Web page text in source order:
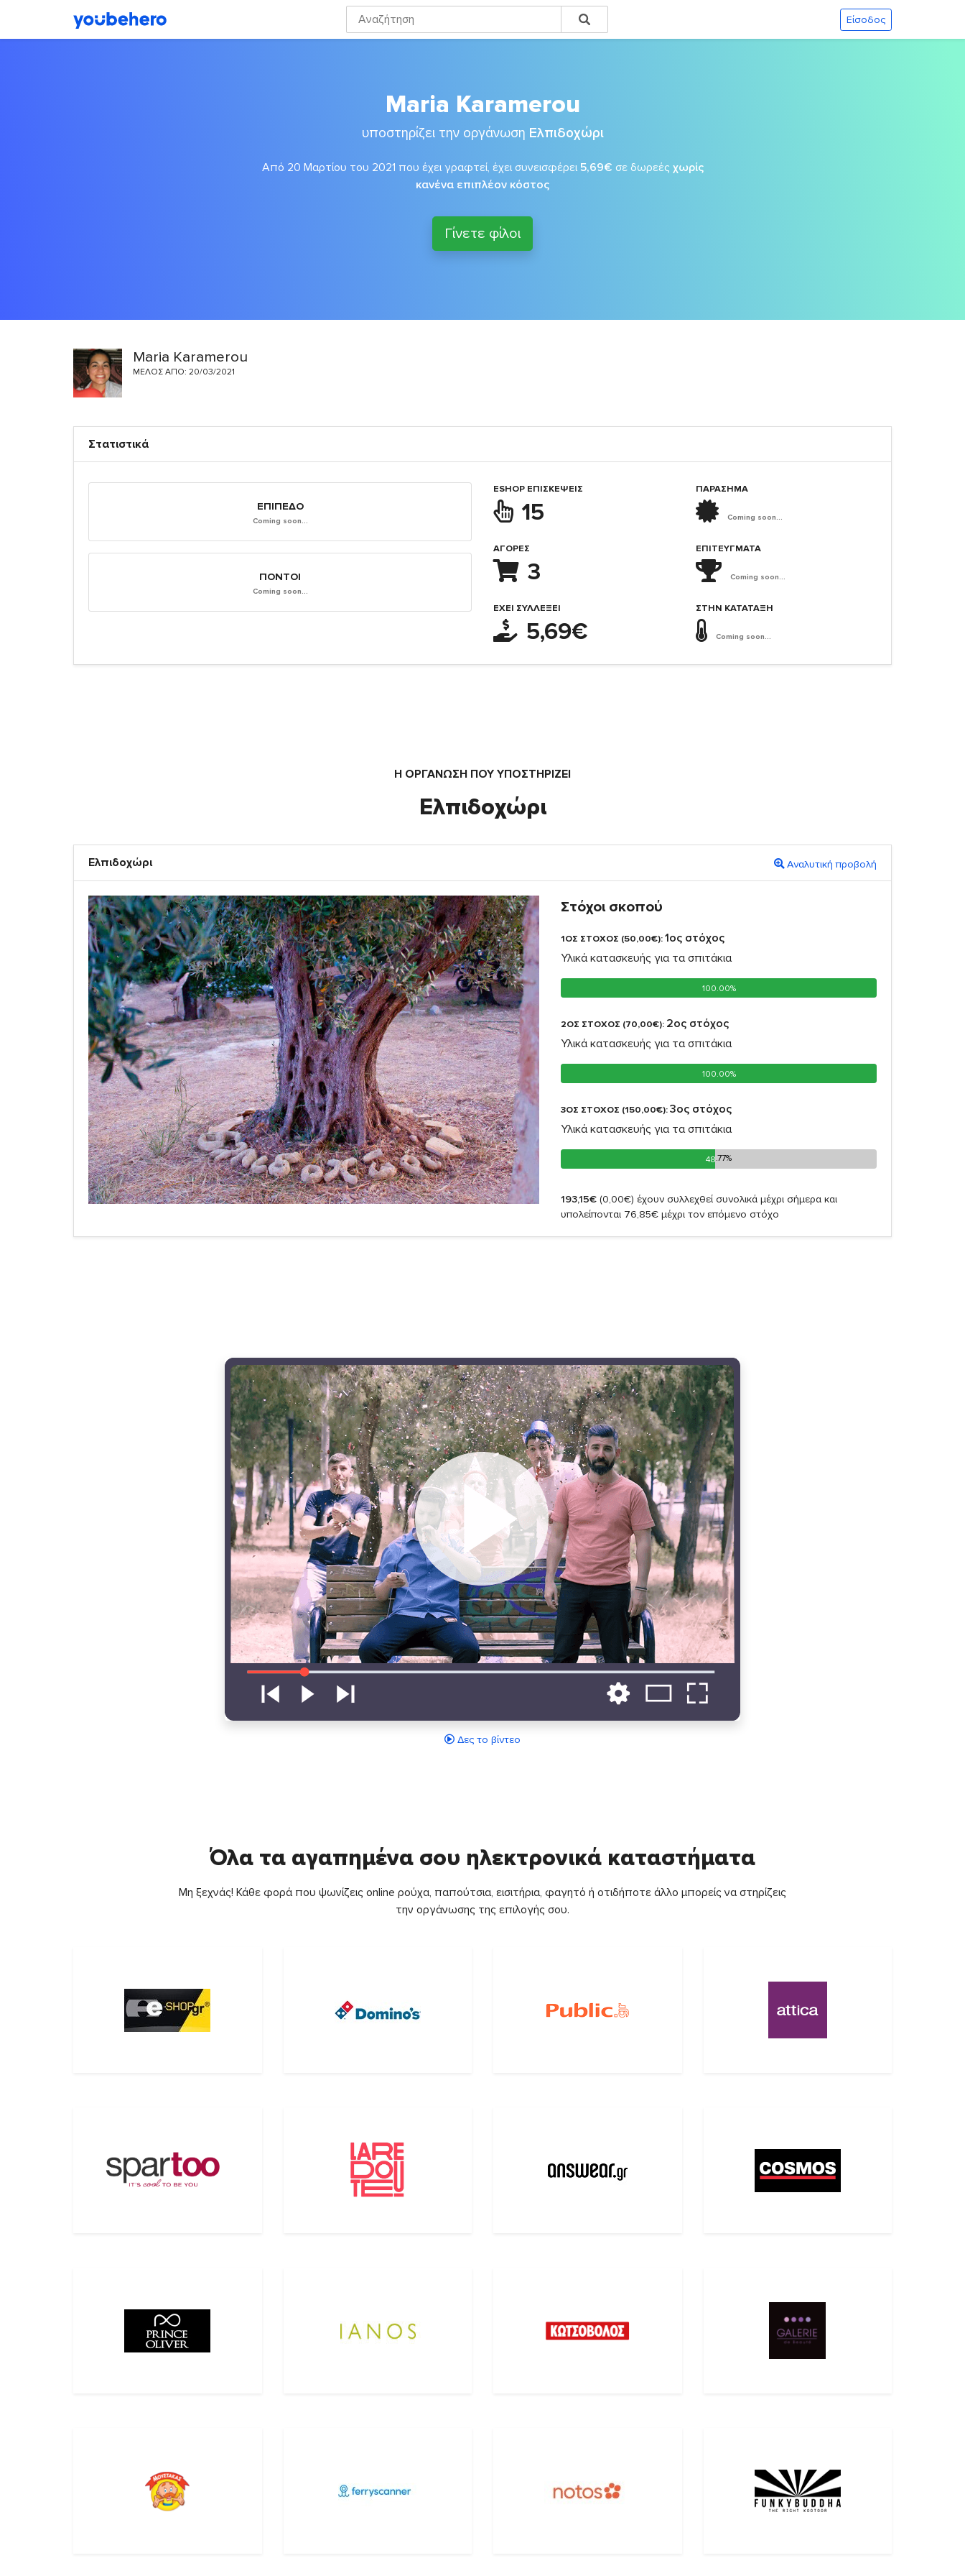
Είσοδος
Maria Karamerou
υποστηρίζει την οργάνωση Ελπιδοχώρι
Από 20 Μαρτίου του 2021 που έχει γραφτεί, έχει συνεισφέρει 5,69€ σε δωρεές χωρίς
κανένα επιπλέον κόστος
Γίνετε φίλοι
Maria Karamerou
ΜΈΛΟΣ ΑΠΌ: 20/03/2021
Στατιστικά
ΕΠΊΠΕΔΟ
Coming soon...
ΠΌΝΤΟΙ
Coming soon...
ESHOP ΕΠΙΣΚΈΨΕΙΣ
15
ΑΓΟΡΈΣ
3
ΈΧΕΙ ΣΥΛΛΈΞΕΙ
5,69€
ΠΑΡΑΣΗΜΑ
Coming soon...
ΕΠΙΤΕΎΓΜΑΤΑ
Coming soon...
ΣΤΗΝ ΚΑΤΆΤΑΞΗ
Coming soon...
Η ΟΡΓΆΝΩΣΗ ΠΟΥ ΥΠΟΣΤΗΡΙΖΕΙ
Ελπιδοχώρι
Ελπιδοχώρι Αναλυτική προβολή
Στόχοι σκοπού
1ΟΣ ΣΤΟΧΟΣ (50,00€):1ος στόχος
Υλικά κατασκευής για τα σπιτάκια
100.00%
100.00%
2ΟΣ ΣΤΟΧΟΣ (70,00€): 2oς στόχος
Υλικά κατασκευής για τα σπιτάκια
100.00%
100.00%
3ΟΣ ΣΤΟΧΟΣ (150,00€):3oς στόχος
Υλικά κατασκευής για τα σπιτάκια
48.77%
48.77%
193,15€ (0,00€) έχουν συλλεχθεί συνολικά μέχρι σήμερα και
υπολείπονται 76,85€ μέχρι τον επόμενο στόχο
Δες το βίντεο
Όλα τα αγαπημένα σου ηλεκτρονικά καταστήματα
Μη ξεχνάς! Κάθε φορά που ψωνίζεις online ρούχα, παπούτσια, εισιτήρια, φαγητό ή οτιδήποτε άλλο μπορείς να στηρίζεις
την οργάνωσης της επιλογής σου.